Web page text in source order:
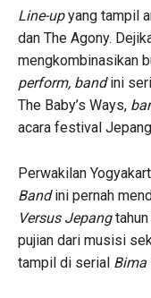
Line-upyang tampil
dan The Agony.
mengkombinasikan
perform, bandini
The Baby’s Ways,
acara festival
Perwakilan
Bandini pernah
Versus Jepang
pujian dari musisi
tampil di serial Bima